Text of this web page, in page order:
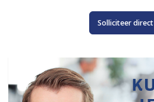
Solliciteer direct